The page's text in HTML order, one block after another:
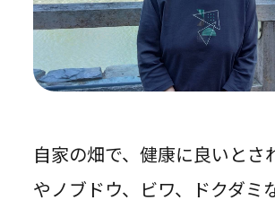
自家の畑で、健康に良いとさ
やノブドウ、ビワ、ドクダミ